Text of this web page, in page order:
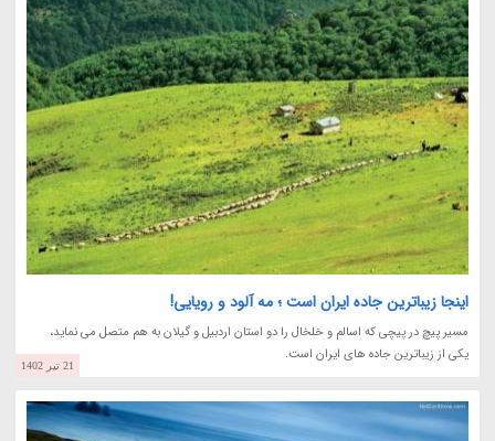
اینجا زیباترین جاده ایران است ؛ مه آلود و رویایی!
مسیر پیچ در پیچی که اسالم و خلخال را دو استان اردبیل و گیلان به هم متصل می نماید،
یکی از زیباترین جاده های ایران است.
21 تیر 1402